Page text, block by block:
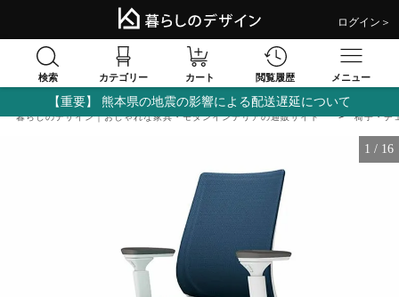
ログイン＞
検索 カテゴリー カート 閲覧履歴 メニュー
【重要】 熊本県の地震の影響による配送遅延について
暮らしのデザイン｜おしゃれな家具・モダンインテリアの通販サイト 椅子・チ
1 / 16